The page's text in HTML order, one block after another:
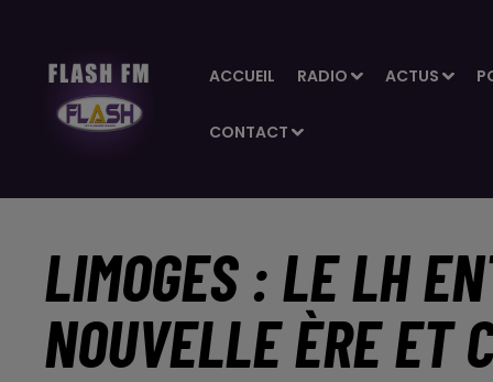
ACCUEIL RADIO ACTUS
CONTACT
LIMOGES : LE LH
NOUVELLE ÈRE ET